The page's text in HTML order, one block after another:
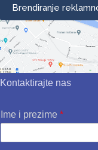
Brendiranje
Kontaktirajte nas
Ime i prezime *